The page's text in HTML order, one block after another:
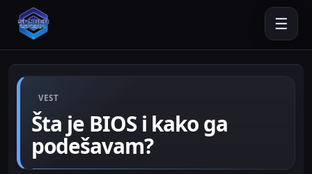
☰
VEST
Šta je BIOS i kako ga
podešavam?